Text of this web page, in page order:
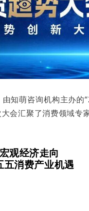
知萌咨询机构主办的
会汇聚了消费领域专
观经济走向
五消费产业机遇